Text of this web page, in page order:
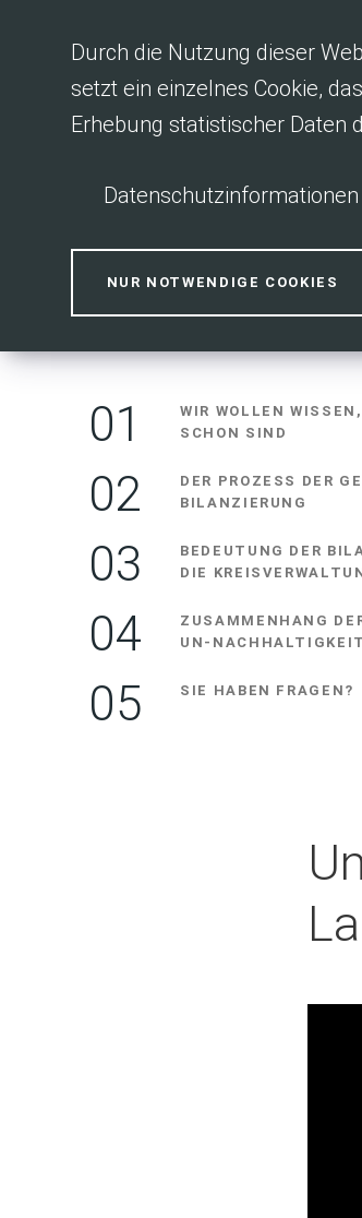
Durch die Nutzung dieser
setzt ein einzelnes Cookie,
Erhebung statistischer Daten
Datenschutzinformationen
NUR NOTWENDIGE COOKIES
WIR WOLLEN
SCHON SIND
DER PROZESS DER
BILANZIERUNG
BEDEUTUNG DER
DIE
ZUSAMMENHANG
UN-
SIE HABEN FRAGEN?